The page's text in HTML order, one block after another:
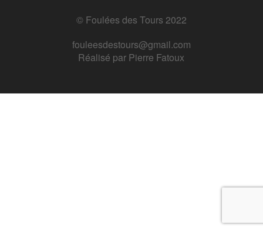
© Foulées des Tours 2022
fouleesdestours@gmail.com
Réalisé par Pierre Fatoux